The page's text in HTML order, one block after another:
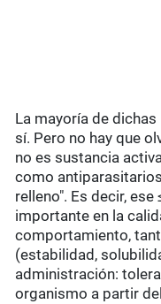
La mayoría de
sí. Pero no hay que
no es sustancia
como
relleno". Es decir,
importante en la
comportamiento,
(estabilidad,
administración:
organismo a partir